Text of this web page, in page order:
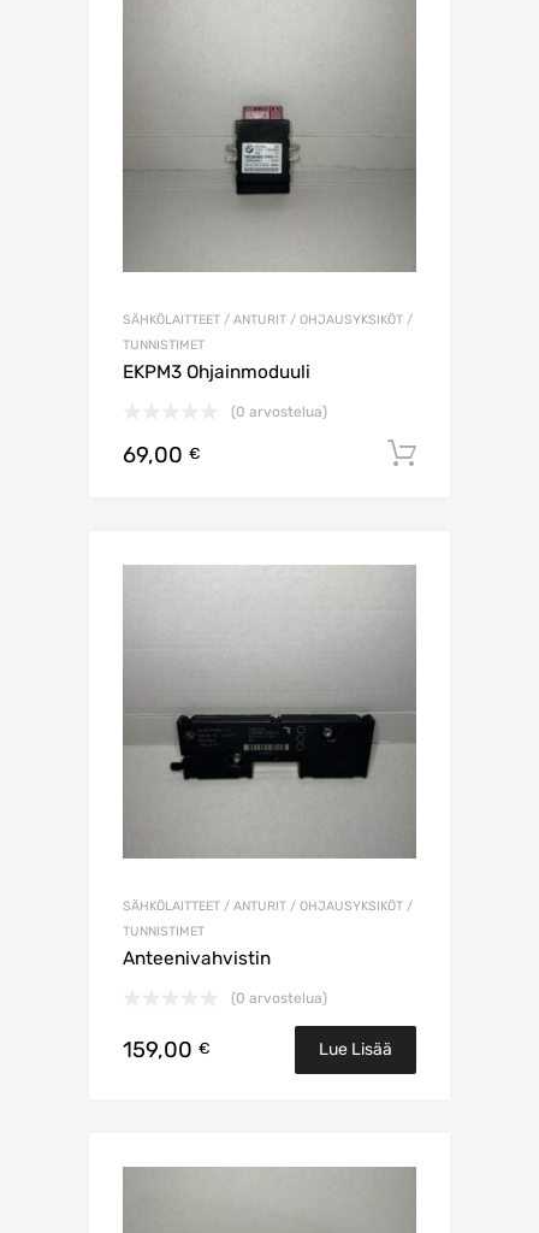
SÄHKÖLAITTEET / ANTURIT / OHJAUSYKSIKÖT /
TUNNISTIMET
EKPM3 Ohjainmoduuli
(0 arvostelua)
69,00 €
SÄHKÖLAITTEET / ANTURIT / OHJAUSYKSIKÖT /
TUNNISTIMET
Anteenivahvistin
(0 arvostelua)
159,00 € Lue Lisää